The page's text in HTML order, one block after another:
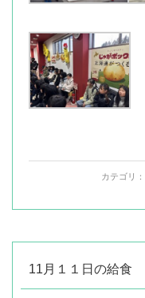
カテゴリ：
11月１１日の給食